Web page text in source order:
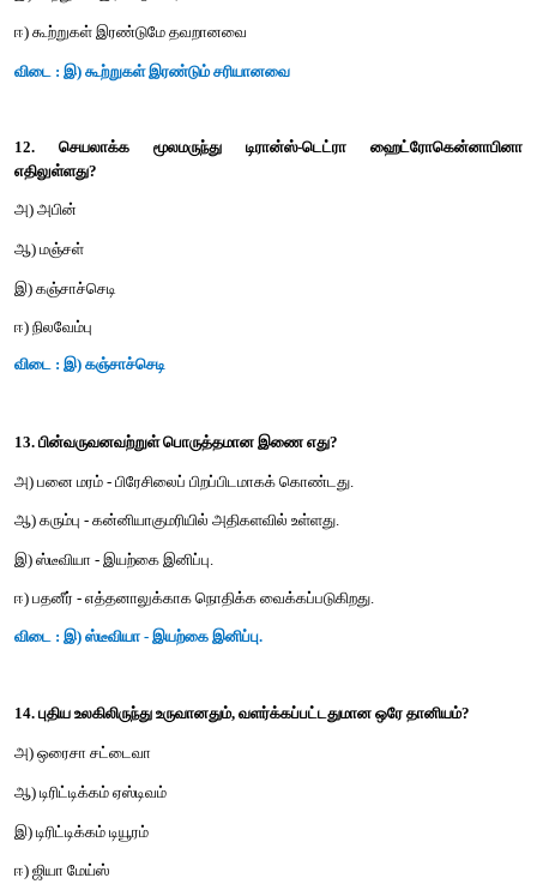
ஈ) மரக்கூழ் - ஹீவியா பிரேசிலியன்ஸிஸ்
10. பின்வரும் கூற்றுகளை கவனித்து அவற்றிலிருந்து
செய்யவும்
கூற்று 1 : மணமூட்டிகள் அத்தியாவசிய எண்ணெயி
செய்யப்படுகின்றன.
காரணம் II : அத்தியாவசிய எண்ணெய்கள், தாவரங்களின்
அ) கூற்று 1 சரியானது
ஆ) கூற்று II சரியானது
ஈ) இரண்டும் கூற்றுகளும் தவறானவை
விடை : இ) இரண்டு கூற்றுகளும் சரியானவை
தேர்ந்தெடுக்கவும்
பாகங்கள், தாதுக்கள், தனிமங்கள் போன்றவைகள் உள்ளன.